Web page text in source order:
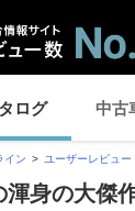
ログ 中古
イン ユーザーレビュー
身の大傑